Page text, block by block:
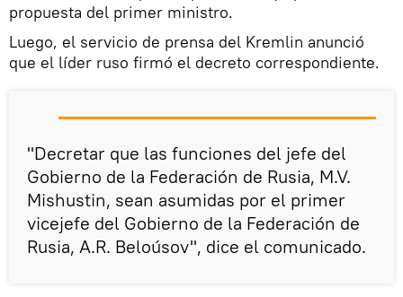
propuesta del primer ministro.
Luego, el servicio de prensa del Kremlin anunció
que el líder ruso firmó el decreto correspondiente.
"Decretar que las funciones del jefe del
Gobierno de la Federación de Rusia, M.V.
Mishustin, sean asumidas por el primer
vicejefe del Gobierno de la Federación de
Rusia, A.R. Beloúsov", dice el comunicado.